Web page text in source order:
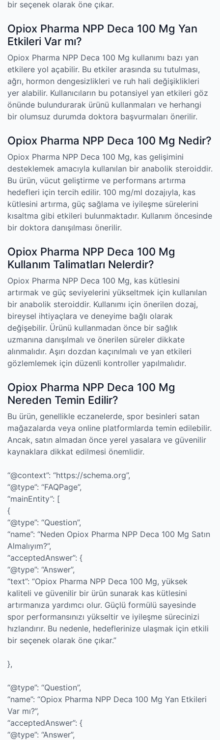
bir seçenek olarak öne çıkar.
Opiox Pharma NPP Deca 100 Mg Yan
Etkileri Var mı?
Opiox Pharma NPP Deca 100 Mg kullanımı bazı yan
etkilere yol açabilir. Bu etkiler arasında su tutulması,
ağrı, hormon dengesizlikleri ve ruh hali değişiklikleri
yer alabilir. Kullanıcıların bu potansiyel yan etkileri göz
önünde bulundurarak ürünü kullanmaları ve herhangi
bir olumsuz durumda doktora başvurmaları önerilir.
Opiox Pharma NPP Deca 100 Mg Nedir?
Opiox Pharma NPP Deca 100 Mg, kas gelişimini
desteklemek amacıyla kullanılan bir anabolik steroiddir.
Bu ürün, vücut geliştirme ve performans artırma
hedefleri için tercih edilir. 100 mg/ml dozajıyla, kas
kütlesini artırma, güç sağlama ve iyileşme sürelerini
kısaltma gibi etkileri bulunmaktadır. Kullanım öncesinde
bir doktora danışılması önerilir.
Opiox Pharma NPP Deca 100 Mg
Kullanım Talimatları Nelerdir?
Opiox Pharma NPP Deca 100 Mg, kas kütlesini
artırmak ve güç seviyelerini yükseltmek için kullanılan
bir anabolik steroiddir. Kullanımı için önerilen dozaj,
bireysel ihtiyaçlara ve deneyime bağlı olarak
değişebilir. Ürünü kullanmadan önce bir sağlık
uzmanına danışılmalı ve önerilen süreler dikkate
alınmalıdır. Aşırı dozdan kaçınılmalı ve yan etkileri
gözlemlemek için düzenli kontroller yapılmalıdır.
Opiox Pharma NPP Deca 100 Mg
Nereden Temin Edilir?
Bu ürün, genellikle eczanelerde, spor besinleri satan
mağazalarda veya online platformlarda temin edilebilir.
Ancak, satın almadan önce yerel yasalara ve güvenilir
kaynaklara dikkat edilmesi önemlidir.
“@context”: “https://schema.org”,
“@type”: “FAQPage”,
“mainEntity”: [
{
“@type”: “Question”,
“name”: “Neden Opiox Pharma NPP Deca 100 Mg Satın
Almalıyım?”,
“acceptedAnswer”: {
“@type”: “Answer”,
“text”: “Opiox Pharma NPP Deca 100 Mg, yüksek
kaliteli ve güvenilir bir ürün sunarak kas kütlesini
artırmanıza yardımcı olur. Güçlü formülü sayesinde
spor performansınızı yükseltir ve iyileşme sürecinizi
hızlandırır. Bu nedenle, hedeflerinize ulaşmak için etkili
bir seçenek olarak öne çıkar.”
},
“@type”: “Question”,
“name”: “Opiox Pharma NPP Deca 100 Mg Yan Etkileri
Var mı?”,
“acceptedAnswer”: {
“@type”: “Answer”,